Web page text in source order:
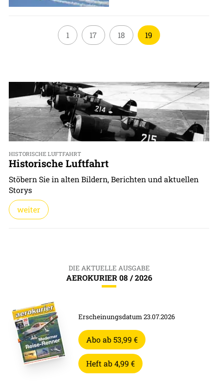
1 17 18 19
HISTORISCHE LUFTFAHRT
Historische Luftfahrt
Stöbern Sie in alten Bildern, Berichten und aktuellen
Storys
weiter
DIE AKTUELLE AUSGABE
AEROKURIER 08 / 2026
Erscheinungsdatum 23.07.2026
Abo ab 53,99 €
Heft ab 4,99 €